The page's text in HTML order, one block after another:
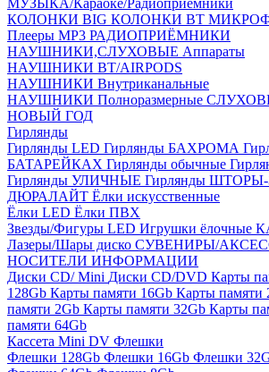
МУЗЫКА/Караоке/Радиоприемники
КОЛОНКИ BIG КОЛОНКИ BT
Плееры MP3 РАДИОПРИЁМНИКИ
НАУШНИКИ,СЛУХОВЫЕ Аппараты
НАУШНИКИ BT/AIRPODS
НАУШНИКИ Внутриканальные
НАУШНИКИ Полноразмерные
НОВЫЙ ГОД
Гирлянды
Гирлянды LED Гирлянды БАХРОМА
БАТАРЕЙКАХ Гирлянды обычные
Гирлянды УЛИЧНЫЕ Гирлянды
ДЮРАЛАЙТ Ёлки искусственные
Ёлки LED Ёлки ПВХ
Звезды/Фигуры LED Игрушки ёлочные
Лазеры/Шары диско СУВЕНИРЫ/
НОСИТЕЛИ ИНФОРМАЦИИ
Диски CD/ Mini Диски CD/DVD Карты
128Gb Карты памяти 16Gb Карты памяти
памяти 2Gb Карты памяти 32Gb Карты
памяти 64Gb
Кассета Mini DV Флешки
Флешки 128Gb Флешки 16Gb Флешки